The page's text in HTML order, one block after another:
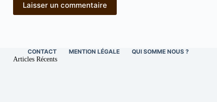
Laisser un commentaire
CONTACT MENTION LÉGALE QUI SOMME NOUS ?
Articles Récents